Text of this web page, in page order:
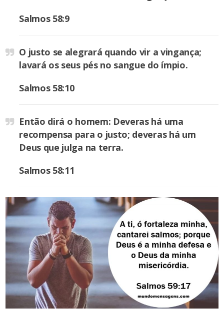
Salmos 58:9
O justo se alegrará quando vir a vingança;
lavará os seus pés no sangue do ímpio.
Salmos 58:10
Então dirá o homem: Deveras há uma
recompensa para o justo; deveras há um
Deus que julga na terra.
Salmos 58:11